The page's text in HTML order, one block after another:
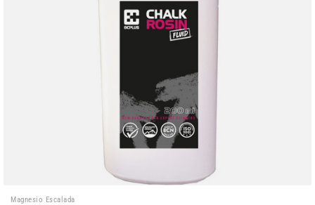
Magnesio Escalada